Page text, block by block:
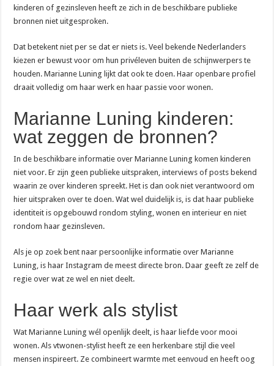
kinderen of gezinsleven heeft ze zich in de beschikbare publieke
bronnen niet uitgesproken.
Dat betekent niet per se dat er niets is. Veel bekende Nederlanders
kiezen er bewust voor om hun privéleven buiten de schijnwerpers te
houden. Marianne Luning lijkt dat ook te doen. Haar openbare profiel
draait volledig om haar werk en haar passie voor wonen.
Marianne Luning kinderen:
wat zeggen de bronnen?
In de beschikbare informatie over Marianne Luning komen kinderen
niet voor. Er zijn geen publieke uitspraken, interviews of posts bekend
waarin ze over kinderen spreekt. Het is dan ook niet verantwoord om
hier uitspraken over te doen. Wat wel duidelijk is, is dat haar publieke
identiteit is opgebouwd rondom styling, wonen en interieur en niet
rondom haar gezinsleven.
Als je op zoek bent naar persoonlijke informatie over Marianne
Luning, is haar Instagram de meest directe bron. Daar geeft ze zelf de
regie over wat ze wel en niet deelt.
Haar werk als stylist
Wat Marianne Luning wél openlijk deelt, is haar liefde voor mooi
wonen. Als vtwonen-stylist heeft ze een herkenbare stijl die veel
mensen inspireert. Ze combineert warmte met eenvoud en heeft oog